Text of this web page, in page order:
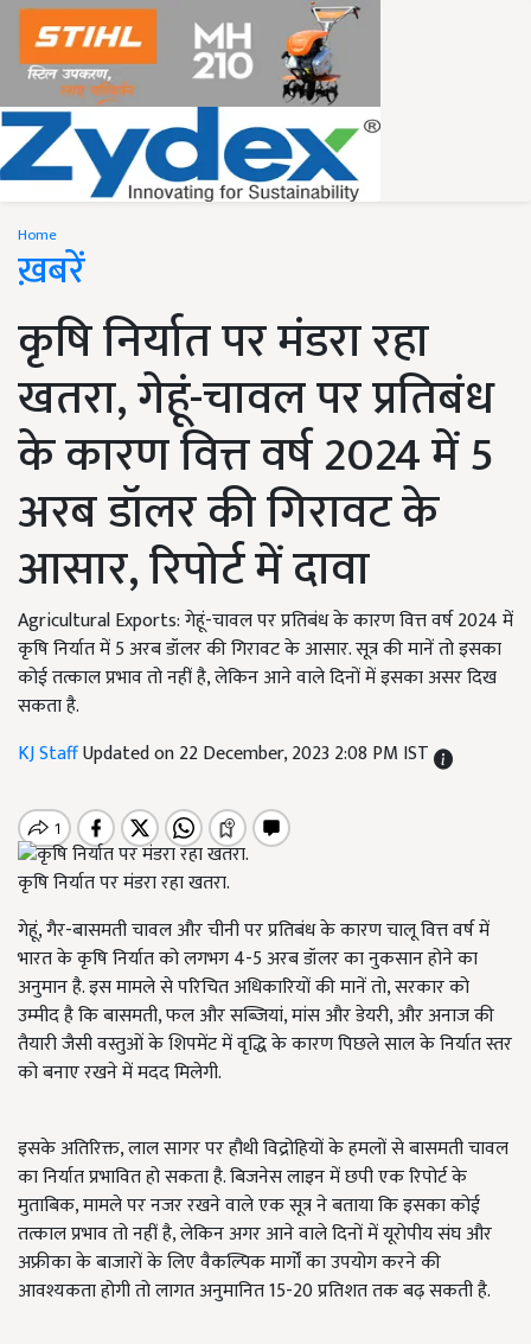
Home
ख़बरें
कृषि निर्यात पर मंडरा रहा
खतरा, गेहूं-चावल पर प्रतिबंध
के कारण वित्त वर्ष 2024 में 5
अरब डॉलर की गिरावट के
आसार, रिपोर्ट में दावा
Agricultural Exports: गेहूं-चावल पर प्रतिबंध के कारण वित्त वर्ष 2024 में
कृषि निर्यात में 5 अरब डॉलर की गिरावट के आसार. सूत्र की मानें तो इसका
कोई तत्काल प्रभाव तो नहीं है, लेकिन आने वाले दिनों में इसका असर दिख
सकता है.
KJ StaffUpdated on 22 December, 2023 2:08 PM IST
कृषि निर्यात पर मंडरा रहा खतरा.
गेहूं, गैर-बासमती चावल और चीनी पर प्रतिबंध के कारण चालू वित्त वर्ष में
भारत के कृषि निर्यात को लगभग 4-5 अरब डॉलर का नुकसान होने का
अनुमान है. इस मामले से परिचित अधिकारियों की मानें तो, सरकार को
उम्मीद है कि बासमती, फल और सब्जियां, मांस और डेयरी, और अनाज की
तैयारी जैसी वस्तुओं के शिपमेंट में वृद्धि के कारण पिछले साल के निर्यात स्तर
को बनाए रखने में मदद मिलेगी.
इसके अतिरिक्त, लाल सागर पर हौथी विद्रोहियों के हमलों से बासमती चावल
का निर्यात प्रभावित हो सकता है. बिजनेस लाइन में छपी एक रिपोर्ट के
मुताबिक, मामले पर नजर रखने वाले एक सूत्र ने बताया कि इसका कोई
तत्काल प्रभाव तो नहीं है, लेकिन अगर आने वाले दिनों में यूरोपीय संघ और
अफ्रीका के बाजारों के लिए वैकल्पिक मार्गों का उपयोग करने की
आवश्यकता होगी तो लागत अनुमानित 15-20 प्रतिशत तक बढ़ सकती है.